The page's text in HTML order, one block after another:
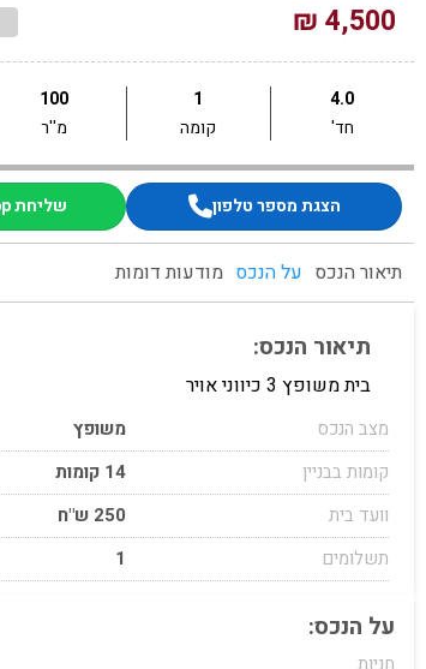
4,500 ₪
4.0
חד'
1
קומה
100
מ''ר
הצגת מספר טלפון שליחת whatsapp
תיאור הנכס על הנכס מודעות דומות
תיאור הנכס:
בית משופץ 3 כיווני אויר
מצב הנכס
משופץ
קומות בבניין
14 קומות
וועד בית
250 ש"ח
תשלומים
1
על הנכס: